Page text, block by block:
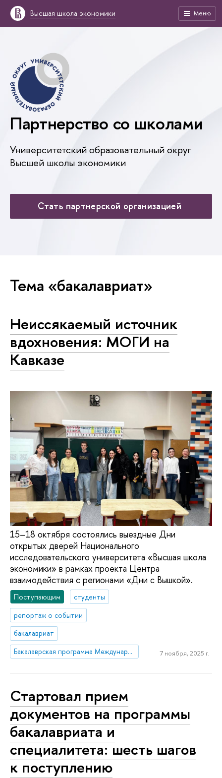
Высшая школа экономики Меню
Партнерство со школами
Университетский образовательный округ
Высшей школы экономики
Стать партнерской организацией
Тема «бакалавриат»
Неиссякаемый источник
вдохновения: МОГИ на
Кавказе
15–18 октября состоялись выездные Дни
открытых дверей Национального
исследовательского университета «Высшая школа
экономики» в рамках проекта Центра
взаимодействия с регионами «Дни с Вышкой».
Поступающим
студенты
репортаж о событии
бакалавриат
Бакалаврская программа Международная программа «Международные отношения и глобальные исследования»/ International Program 'International Relations and Global Studies'
7 ноября, 2025 г.
Стартовал прием
документов на программы
бакалавриата и
специалитета: шесть шагов
к поступлению